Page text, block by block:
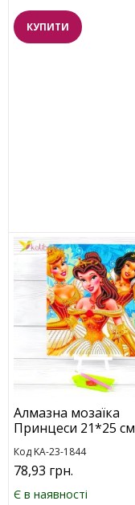
КУПИТИ
Алмазна мозаїка
Принцеси 21*25 см
Код KA-23-1844
78,93 грн.
Є в наявності